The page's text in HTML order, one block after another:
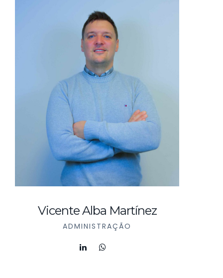
Vicente Alba Martínez
ADMINISTRAÇÃO